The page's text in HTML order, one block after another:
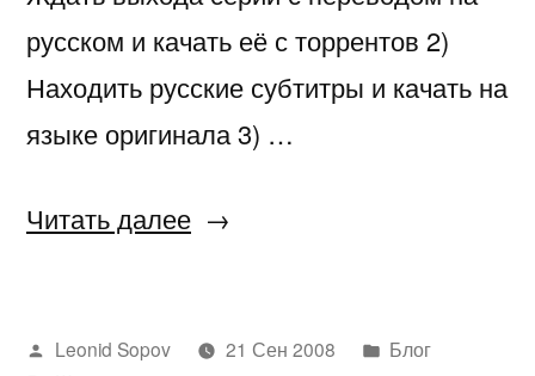
русском и качать её с торрентов 2)
Находить русские субтитры и качать на
языке оригинала 3) …
Читать далее«Герои
Написано
Leonid Sopov 21 Сен 2008
Написано
Блог